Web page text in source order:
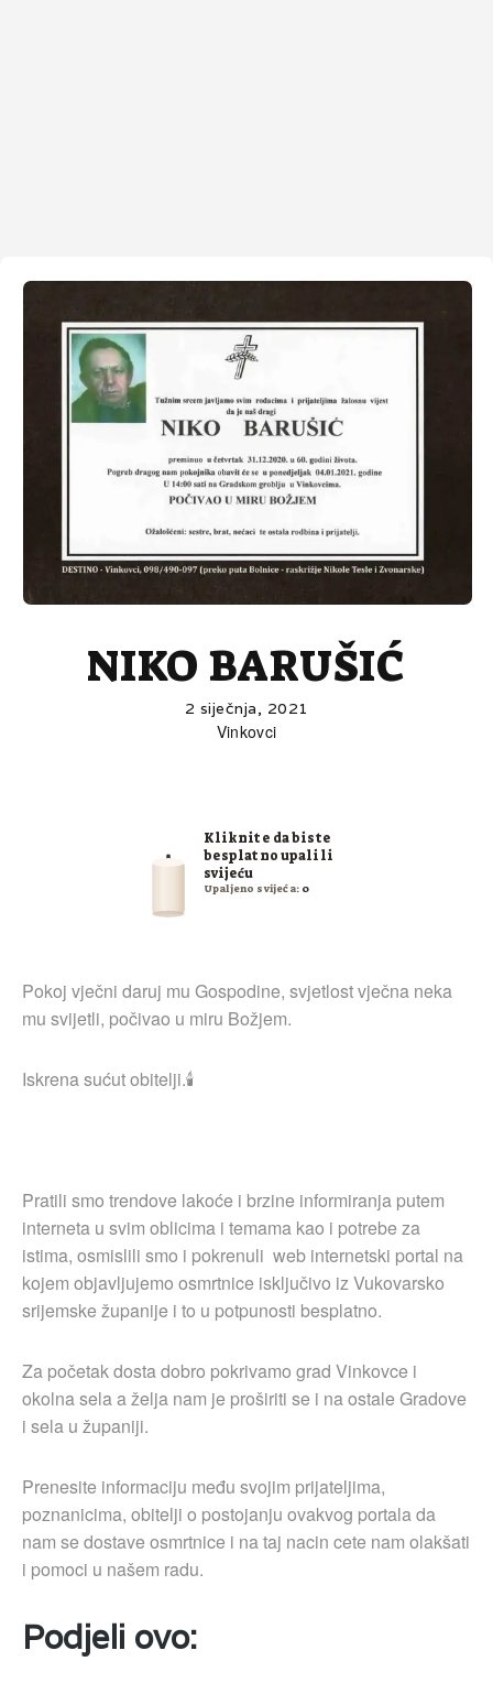
NIKO BARUŠIĆ
2 siječnja, 2021
Vinkovci
Kliknite da biste
besplatno upalili
svijeću
Upaljeno svijeća: 0
Pokoj vječni daruj mu Gospodine, svjetlost vječna neka
mu svijetli, počivao u miru Božjem.
Iskrena sućut obitelji.🕯
Pratili smo trendove lakoće i brzine informiranja putem
interneta u svim oblicima i temama kao i potrebe za
istima, osmislili smo i pokrenuli web internetski portal na
kojem objavljujemo osmrtnice isključivo iz Vukovarsko
srijemske županije i to u potpunosti besplatno.
Za početak dosta dobro pokrivamo grad Vinkovce i
okolna sela a želja nam je proširiti se i na ostale Gradove
i sela u županiji.
Prenesite informaciju među svojim prijateljima,
poznanicima, obitelji o postojanju ovakvog portala da
nam se dostave osmrtnice i na taj nacin cete nam olakšati
i pomoci u našem radu.
Podjeli ovo: